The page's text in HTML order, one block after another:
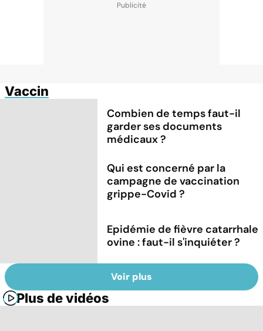
Vaccin
Combien de temps faut-il
garder ses documents
médicaux ?
Qui est concerné par la
campagne de vaccination
grippe-Covid ?
Epidémie de fièvre catarrhale
ovine : faut-il s'inquiéter ?
Voir plus
Plus de vidéos